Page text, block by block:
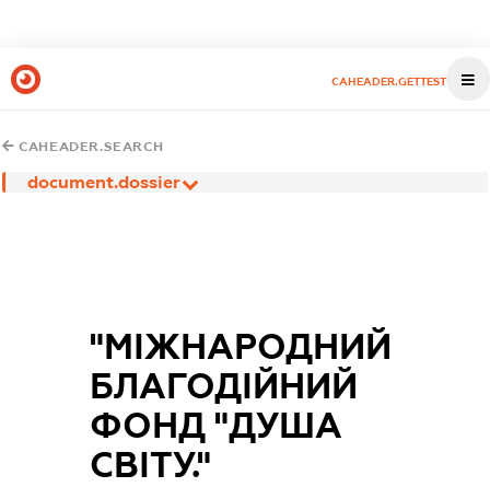
CAHEADER.GETTEST
CAHEADER.SEARCH
document.dossier
"МІЖНАРОДНИЙ
БЛАГОДІЙНИЙ
ФОНД "ДУША
СВІТУ."